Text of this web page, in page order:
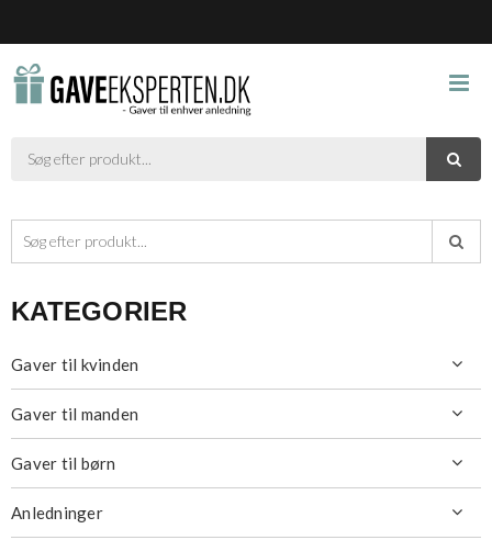



KATEGORIER
Gaver til kvinden 
Gaver til manden 
Gaver til børn 
Anledninger 